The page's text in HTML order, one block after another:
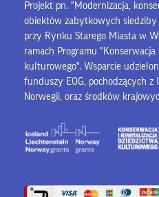
Projekt pn. "Modernizacja,
obiektów zabytkowych siedziby
przy Rynku Starego Miasta w
ramach Programu
kulturowego". Wsparcie
funduszy EOG, pochodzących
Norwegii, oraz środków